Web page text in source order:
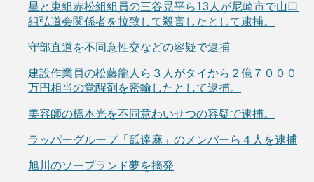
星と東組赤松組組員の三谷晃平ら13人が尼崎市で山口
組弘道会関係者を拉致して殺害したとして逮捕。
守部直道を不同意性交などの容疑で逮捕
建設作業員の松藤龍人ら３人がタイから２億７０００
万円相当の覚醒剤を密輸したとして逮捕。
美容師の橋本光を不同意わいせつの容疑で逮捕。
ラッパーグループ「舐達麻」のメンバーら４人を逮捕
旭川のソープランド夢を摘発